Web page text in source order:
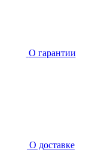
О гарантии
О доставке